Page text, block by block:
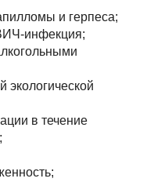
и герпеса;
инфекция;
экологической
в течение